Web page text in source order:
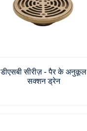
डीएसबी सीरीज़ - पैर के अनुकूल
सक्शन ड्रेन